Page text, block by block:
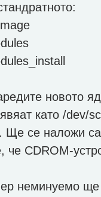
новото
като /dev/
Ще се наложи
че CDROM-
неминуемо ще